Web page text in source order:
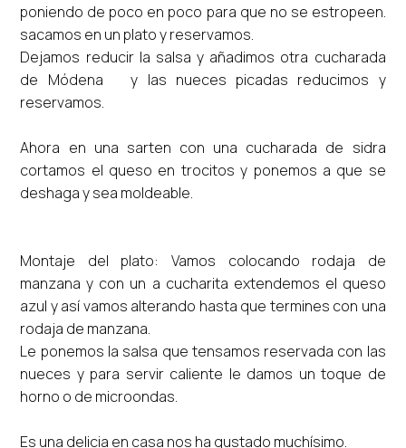
poniendo de poco en poco para que no se estropeen.
sacamos en un plato y reservamos.
Dejamos reducir la salsa y añadimos otra cucharada
de Módena y las nueces picadas reducimos y
reservamos.
Ahora en una sarten con una cucharada de sidra
cortamos el queso en trocitos y ponemos a que se
deshaga y sea moldeable.
Montaje del plato: Vamos colocando rodaja de
manzana y con un a cucharita extendemos el queso
azul y así vamos alterando hasta que termines con una
rodaja de manzana.
Le ponemos la salsa que tensamos reservada con las
nueces y para servir caliente le damos un toque de
horno o de microondas.
Es una delicia en casa nos ha gustado muchísimo.